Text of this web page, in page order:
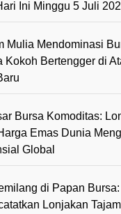
Ini Minggu 5 Juli
Mulia Mendominasi
Kokoh Bertengger di
Bursa Komoditas:
Emas Dunia
Global
di Papan
Lonjakan